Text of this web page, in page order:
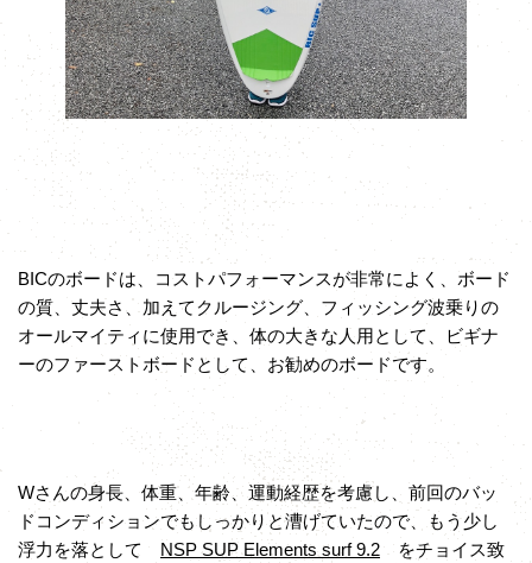
BICのボードは、コストパフォーマンスが非常によく、ボード
の質、丈夫さ、加えてクルージング、フィッシング波乗りの
オールマイティに使用でき、体の大きな人用として、ビギナ
ーのファーストボードとして、お勧めのボードです。
Wさんの身長、体重、年齢、運動経歴を考慮し、前回のバッ
ドコンディションでもしっかりと漕げていたので、もう少し
浮力を落として NSP SUP Elements surf 9.2をチョイス致